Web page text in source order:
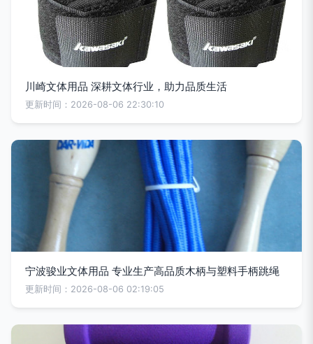
川崎文体用品 深耕文体行业，助力品质生活
更新时间：2026-08-06 22:30:10
宁波骏业文体用品 专业生产高品质木柄与塑料手柄跳绳
更新时间：2026-08-06 02:19:05